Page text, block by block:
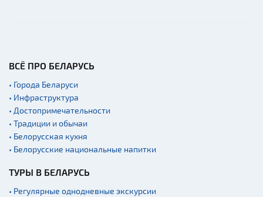
ВСЁ ПРО БЕЛАРУСЬ
• Города Беларуси
• Инфраструктура
• Достопримечательности
• Традиции и обычаи
• Белорусская кухня
• Белорусские национальные напитки
ТУРЫ В БЕЛАРУСЬ
• Регулярные однодневные экскурсии